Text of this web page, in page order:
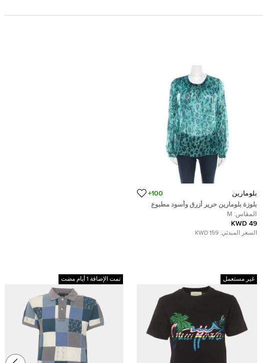
بلومارين 100+
بلوزة بلومارين حرير أزرق وأسود مطبوع
رقبة مزخرفة M
المقاس: M
49 KWD
السعر المبدئي: 159 KWD
غير مستعمل تمت الإضافة 1 أيام مضت